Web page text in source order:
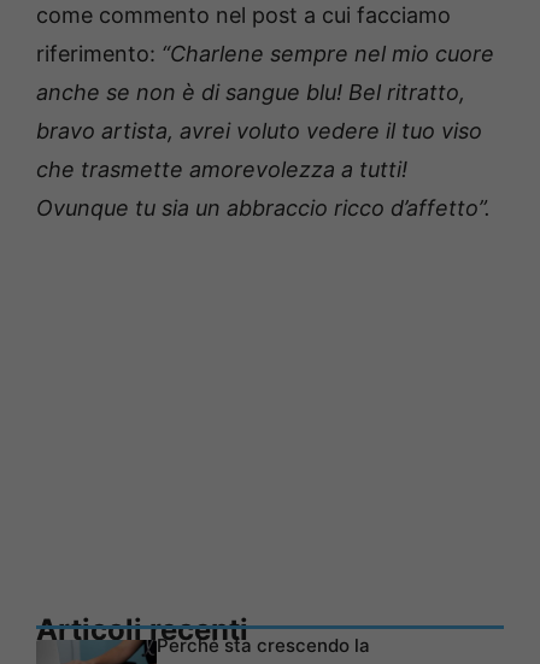
come commento nel post a cui facciamo
riferimento: “Charlene sempre nel mio cuore
anche se non è di sangue blu! Bel ritratto,
bravo artista, avrei voluto vedere il tuo viso
che trasmette amorevolezza a tutti!
Ovunque tu sia un abbraccio ricco d’affetto”.
Articoli recentiPerché sta crescendo la